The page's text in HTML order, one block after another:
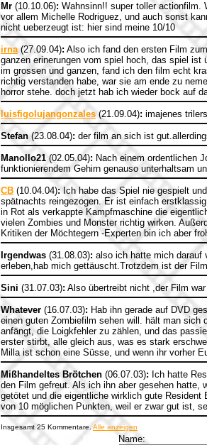
Mr (10.10.06): Wahnsinn!! super toller actionfilm.
vor allem Michelle Rodriguez, und auch sonst
nicht ueberzeugt ist: hier sind meine 10/10
irna(27.09.04): Also ich fand den ersten Film
ganzen erinerungen vom spiel hoch, das spiel
im grossen und ganzen, fand ich den film echt
richtig verstanden habe, war sie am ende zu
horror stehe. doch jetzt hab ich wieder bock auf
luisfigolujangonzales (21.09.04): imajenes
Stefan(23.08.04): der film an sich ist
Manollo21 (02.05.04): Nach einem ordentlichen
funktionierendem Gehirn genauso unterhaltsam
CB (10.04.04):Ich habe das Spiel nie gespielt
spätnachts reingezogen. Er ist einfach
in Rot als verkappte Kampfmaschine die
vielen Zombies und Monster richtig wirken.
Kritiken der Möchtegern -Experten bin ich aber
Irgendwas (31.08.03): also ich hatte mich darauf
erleben,hab mich gettäuscht.Trotzdem ist der
Sini (31.07.03): Also übertreibt nicht ,der Film
Whatever (16.07.03): Hab ihn gerade auf DVD
einen guten Zombiefilm sehen will. hält man
anfängt, die Loigkfehler zu zählen, und das
erster stirbt, alle gleich aus, was es stark
Milla ist schon eine Süsse, und wenn ihr vorher
Mißhandeltes Brötchen (06.07.03): Ich hatte
den Film gefreut. Als ich ihn aber gesehen hatte,
getötet und die eigentliche wirklich gute
von 10 möglichen Punkten, weil er zwar gut ist,
Insgesamt 25 Kommentare. Alle anzeigen
Name: